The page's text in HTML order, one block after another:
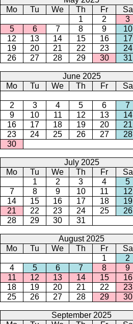
Mo
Tu We Th Fr Sa
1
2 3
5
6 7 8 9 10
12
13 14 15 16 17
19
20 21 22 23 24
26
27 28 29 30 31
June 2025
Mo
Tu We Th Fr Sa
2
3 4 5 6 7
9
10 11 12 13 14
16
17 18 19 20 21
23
24 25 26 27 28
30
July 2025
Mo
Tu We Th Fr Sa
1
2 3 4 5
7
8 9 10 11 12
14
15 16 17 18 19
21
22 23 24 25 26
28
29 30 31
August 2025
Mo
Tu We Th Fr Sa
1
2
4
5 6 7 8 9
11
12 13 14 15 16
18
19 20 21 22 23
25
26 27 28 29 30
September 2025